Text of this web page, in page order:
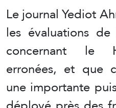
Le journal Yediot
les évaluations de
concernant le
erronées, et que
une importante